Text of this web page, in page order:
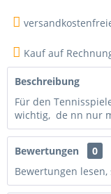
Kauf auf
Beschreibung
Für den
wichtig, de nn nur
Bewertungen
0
Bewertungen